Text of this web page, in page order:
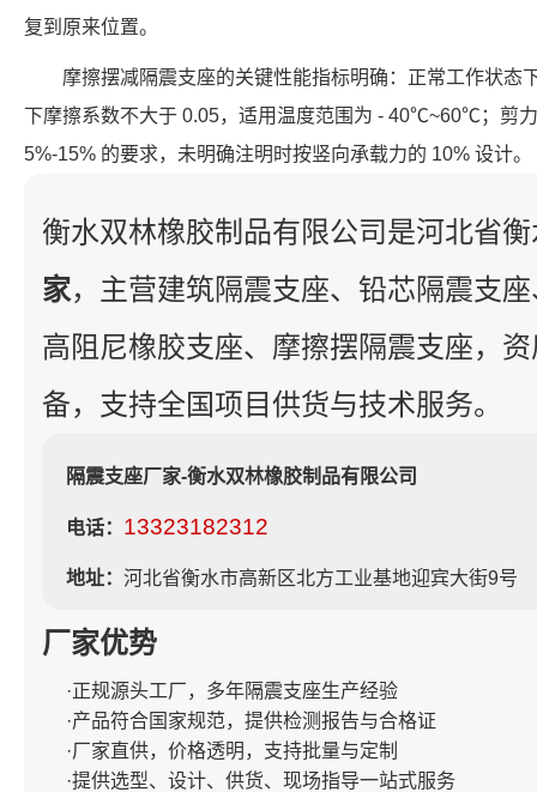
复到原来位置。
摩擦摆减隔震支座的关键性能指标明确：正常工作状态
下摩擦系数不大于 0.05，适用温度范围为 - 40℃~60℃；剪
5%-15% 的要求，未明确注明时按竖向承载力的 10% 设计。
衡水双林橡胶制品有限公司是河北省
家，主营建筑隔震支座、铅芯隔震支
高阻尼橡胶支座、摩擦摆隔震支座，
备，支持全国项目供货与技术服务。
隔震支座厂家-衡水双林橡胶制品有限公司
电话： 13323182312
地址： 河北省衡水市高新区北方工业基地迎宾大街9号
厂家优势
·正规源头工厂，多年隔震支座生产经验
·产品符合国家规范，提供检测报告与合格证
·厂家直供，价格透明，支持批量与定制
·提供选型、设计、供货、现场指导一站式服务